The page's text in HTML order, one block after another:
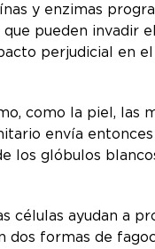
y enzimas
pueden invadir
perjudicial en
como la piel, las
envía
los glóbulos
células ayudan a
dos formas de